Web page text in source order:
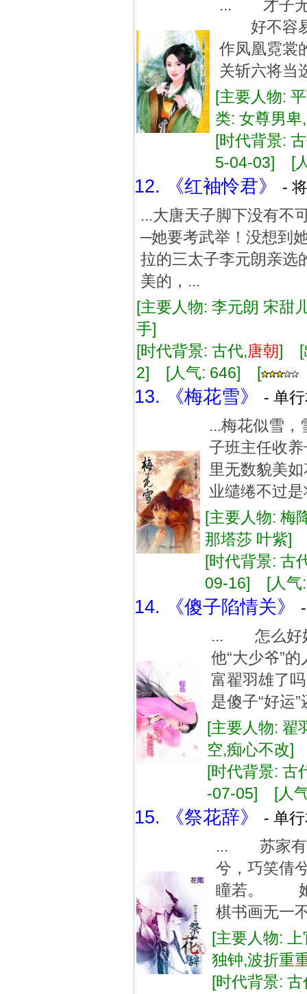
... 才子无
好不容易
作凤凰霓
关斩六将当
[主要人物:
类: 女尊男
[时代背景:
5-04-03] [
12. 《红袖怜君》
-
...大唐天子脚下没有不
─她要考武举！没想到
拉的三太子李元朗亲选
美的，...
[主要人物: 李元朗 宋
手]
[时代背景: 古代,唐朝] [
2] [人气: 646] [
13. 《梅花雪》
- 单
...梅花似雪
子班主任收
里无数貌美
业缱绻不过
[主要人物: 梅
那塔莎 叶紫
[时代背景: 古
09-16] [人
14. 《傻子陷情关》
... 怎么好好
他“大少爷”
富翟羽雄了
是傻子“好运
[主要人物:
空,痴心不
[时代背景: 古
-07-05] [人
15. 《祭花辞》
- 单
... 苏家有
兮，巧笑
瞳若。 她
棋书画无
[主要人物:
独钟,波折
[时代背景: 古